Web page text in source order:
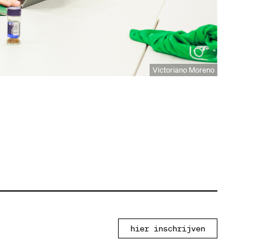
Victoriano Moreno
hier inschrijven